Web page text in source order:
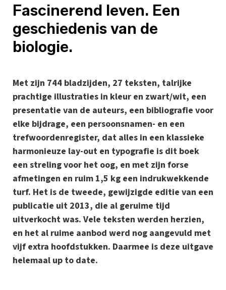
Fascinerend leven. Een
geschiedenis van de
biologie.
Met zijn 744 bladzijden, 27 teksten, talrijke
prachtige illustraties in kleur en zwart/wit, een
presentatie van de auteurs, een bibliografie voor
elke bijdrage, een persoonsnamen- en een
trefwoordenregister, dat alles in een klassieke
harmonieuze lay-out en typografie is dit boek
een streling voor het oog, en met zijn forse
afmetingen en ruim 1,5 kg een indrukwekkende
turf. Het is de tweede, gewijzigde editie van een
publicatie uit 2013, die al geruime tijd
uitverkocht was. Vele teksten werden herzien,
en het al ruime aanbod werd nog aangevuld met
vijf extra hoofdstukken. Daarmee is deze uitgave
helemaal up to date.